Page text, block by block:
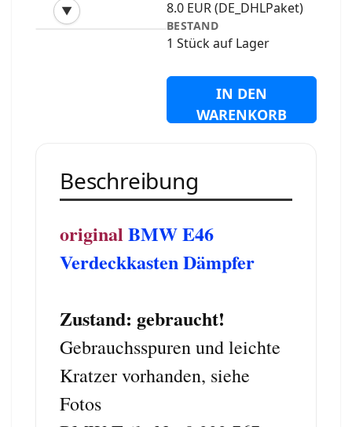
▼
‹
8.0 EUR (DE_DHLPaket)
BESTAND
1 Stück auf Lager
IN DEN
WARENKORB
Beschreibung
original BMW E46
Verdeckkasten Dämpfer
Zustand: gebraucht!
Gebrauchsspuren und leichte
Kratzer vorhanden, siehe
Fotos